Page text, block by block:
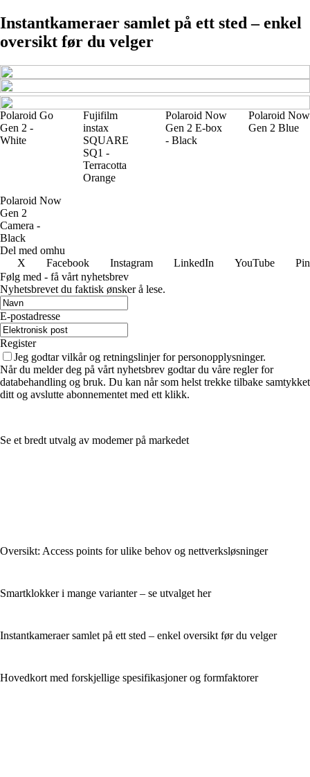
Instantkameraer samlet på ett sted – enkel
oversikt før du velger
Polaroid Go
Gen 2 -
White
Fujifilm
instax
SQUARE
SQ1 -
Terracotta
Orange
Polaroid Now
Gen 2 E-box
- Black
Polaroid Now
Gen 2 Blue
Polaroid Now
Gen 2
Camera -
Black
Del med omhu
X
Facebook Instagram LinkedIn YouTube
Følg med - få vårt nyhetsbrev
Nyhetsbrevet du faktisk ønsker å lese.
E-postadresse
Register
Jeg godtar vilkår og retningslinjer for personopplysninger.
Når du melder deg på vårt nyhetsbrev godtar du våre regler for
databehandling og bruk. Du kan når som helst trekke tilbake samtykket
ditt og avslutte abonnementet med ett klikk.
Se et bredt utvalg av modemer på markedet
Oversikt: Access points for ulike behov og nettverksløsninger
Smartklokker i mange varianter – se utvalget her
Instantkameraer samlet på ett sted – enkel oversikt før du velger
Hovedkort med forskjellige spesifikasjoner og formfaktorer